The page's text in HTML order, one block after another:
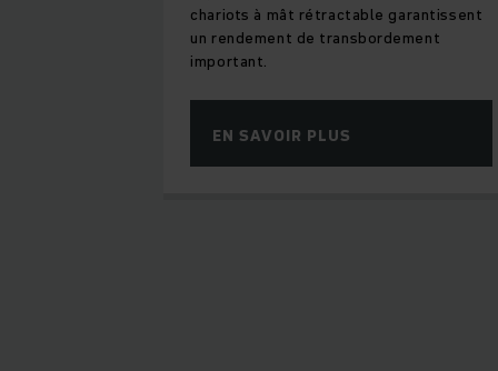
chariots à mât rétractable garantissent
un rendement de transbordement
important.
EN SAVOIR PLUS